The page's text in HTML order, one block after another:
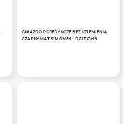
GNIAZDO POJEDYNCZE BEZ UZIEMIENIA
CZARNY MAT SIMON 54 - DG1Z.01/49